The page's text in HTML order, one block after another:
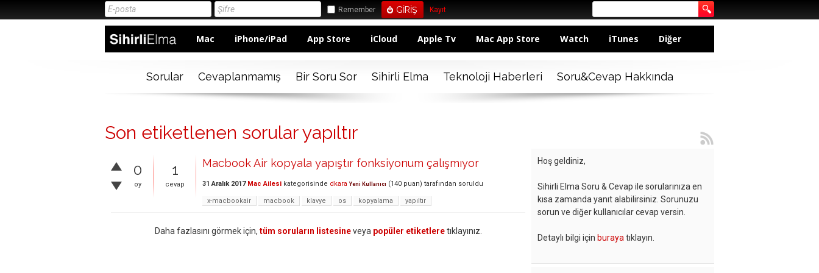
Remember Kayıt
Mac iPhone/iPad App Store iCloud Apple Tv Mac App Store Watch iTunes Diğer
Sorular Cevaplanmamış Bir Soru Sor Sihirli Elma Teknoloji Haberleri Soru&Cevap Hakkında
Son etiketlenen sorular yapıltır
0
oy
1
cevap
Macbook Air kopyala yapıştır fonksiyonum çalışmıyor
31 Aralık 2017 Mac Ailesi kategorisinde dkara Yeni Kullanıcı (140 puan) tarafından soruldu
x-macbookair macbook klavye os kopyalama yapıltır
Daha fazlasını görmek için, tüm soruların listesineveya popüler etiketleretıklayınız.
Hoş geldiniz,
Sihirli Elma Soru & Cevap ile sorularınıza en
kısa zamanda yanıt alabilirsiniz. Sorunuzu
sorun ve diğer kullanıcılar cevap versin.
Detaylı bilgi için buraya tıklayın.